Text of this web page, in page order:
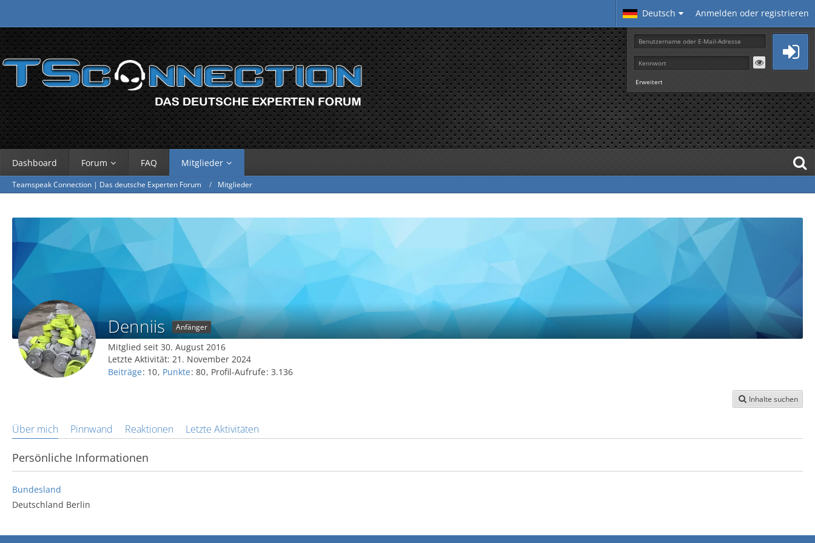
Deutsch Anmelden oder registrieren
Erweitert
Dashboard Forum FAQ Mitglieder
Teamspeak Connection | Das deutsche Experten Forum Mitglieder
Denniis Anfänger
Mitglied seit 30. August 2016
Letzte Aktivität: 21. November 2024
Beiträge 10 Punkte 80 Profil-Aufrufe 3.136
Inhalte suchen
Über mich Pinnwand Reaktionen Letzte Aktivitäten
Persönliche Informationen
Bundesland
Deutschland Berlin